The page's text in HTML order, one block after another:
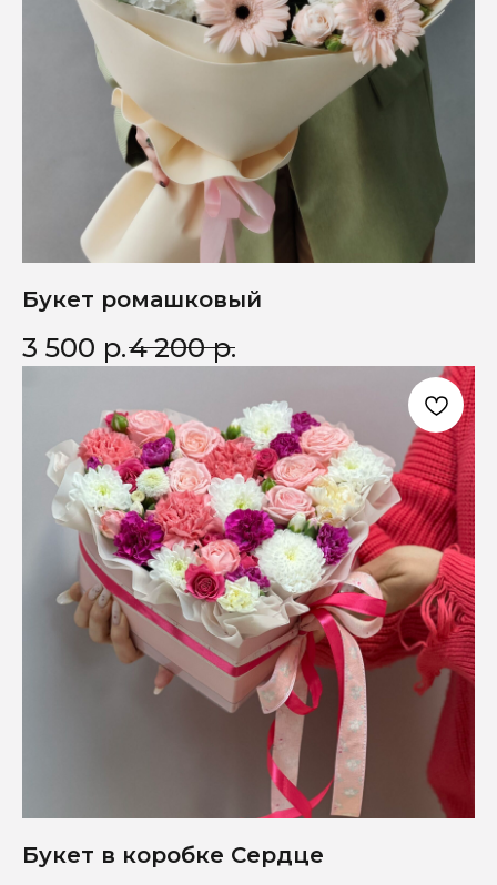
Букет ромашковый
3 500 р.4 200 р.
Букет в коробке Сердце